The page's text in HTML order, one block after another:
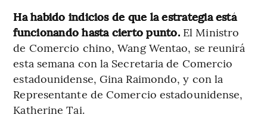
Ha habido indicios de que la estrategia está
funcionando hasta cierto punto. El Ministro
de Comercio chino, Wang Wentao, se reunirá
esta semana con la Secretaria de Comercio
estadounidense, Gina Raimondo, y con la
Representante de Comercio estadounidense,
Katherine Tai.